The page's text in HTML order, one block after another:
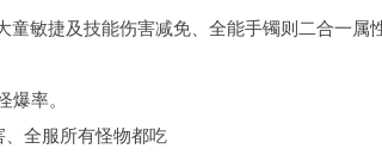
童敏捷及技能伤害减免、全能手镯则二合一属
爆率。
、全服所有怪物都吃